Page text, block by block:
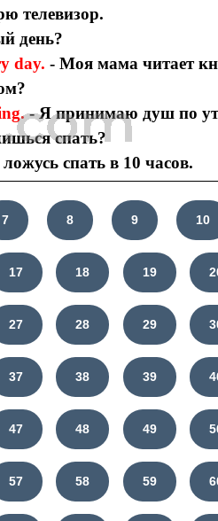
телевизор.
день?
day.- Моя мама читает
- Я принимаю душ по
спать?
спать в 10 часов.
7 8 9 10
17 18 19
27 28 29
37 38 39
47 48 49
57 58 59